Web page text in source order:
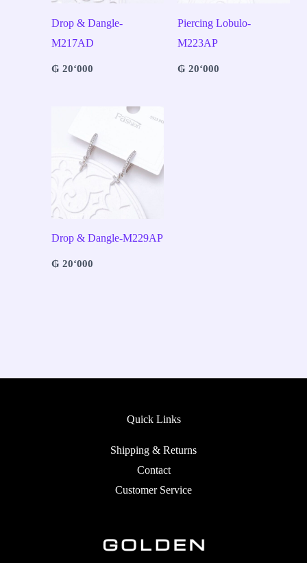
Drop & Dangle-
M217AD
₲20‘000
Piercing Lobulo-
M223AP
₲20‘000
Drop & Dangle-M229AP
₲20‘000
Quick Links
Shipping & Returns
Contact
Customer Service